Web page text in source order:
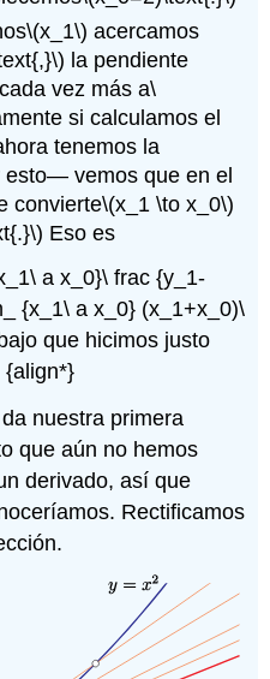
\(x_1\) acercamos
la pendiente
vez más a\
si calculamos el
tenemos la
esto— vemos que en el
convierte\(x_1 \to x_0\)
Eso es
a x_0}\ frac {y_1-
{x_1\ a x_0} (x_1+x_0)\
que hicimos justo
{align*}
nuestra primera
que aún no hemos
derivado, así que
Rectificamos